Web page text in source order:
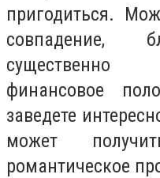
пригодиться.
совпадение,
финансовое
заведете
может
романтическое